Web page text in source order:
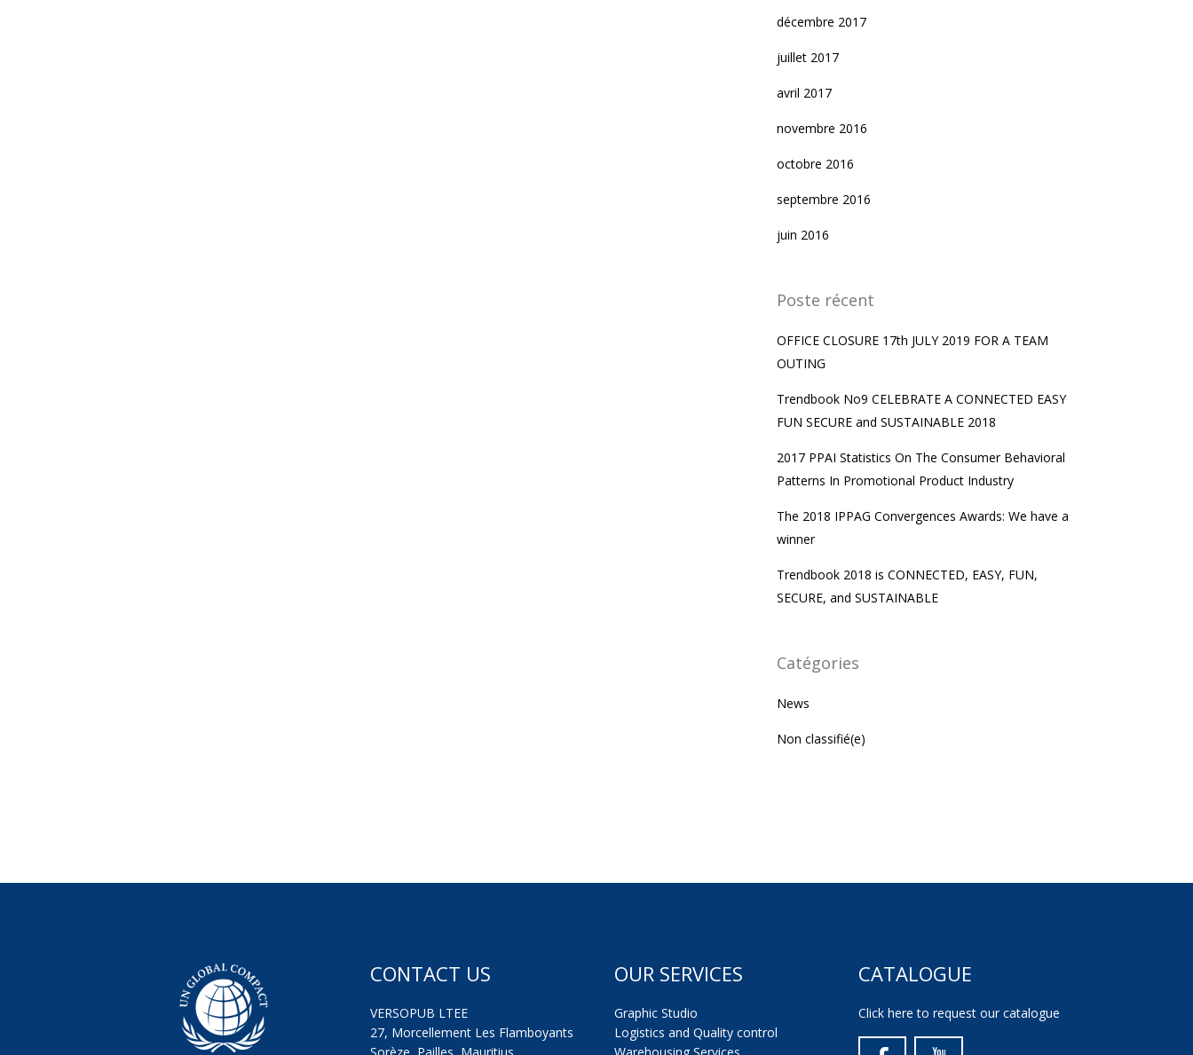
décembre 2017
juillet 2017
avril 2017
novembre 2016
octobre 2016
septembre 2016
juin 2016
Poste récent
OFFICE CLOSURE 17th JULY 2019 FOR A TEAM
OUTING
Trendbook No9 CELEBRATE A CONNECTED EASY
FUN SECURE and SUSTAINABLE 2018
2017 PPAI Statistics On The Consumer Behavioral
Patterns In Promotional Product Industry
The 2018 IPPAG Convergences Awards: We have a
winner
Trendbook 2018 is CONNECTED, EASY, FUN,
SECURE, and SUSTAINABLE
Catégories
News
Non classifié(e)
CONTACT US
VERSOPUB LTEE
27, Morcellement Les Flamboyants
OUR SERVICES
Graphic Studio
Logistics and Quality control
CATALOGUE
Click here to request our catalogue